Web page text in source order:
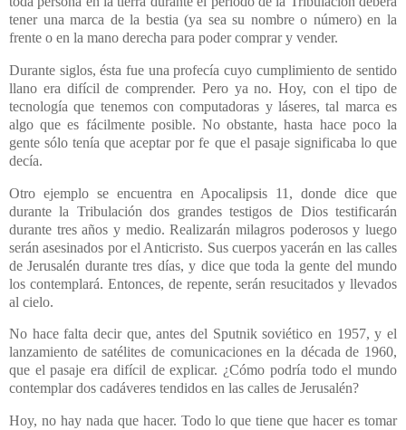
tener una marca de la bestia (ya sea su nombre o número) en la
frente o en la mano derecha para poder comprar y vender.
Durante siglos, ésta fue una profecía cuyo cumplimiento de sentido
llano era difícil de comprender. Pero ya no. Hoy, con el tipo de
tecnología que tenemos con computadoras y láseres, tal marca es
algo que es fácilmente posible. No obstante, hasta hace poco la
gente sólo tenía que aceptar por fe que el pasaje significaba lo que
decía.
Otro ejemplo se encuentra en Apocalipsis 11, donde dice que
durante la Tribulación dos grandes testigos de Dios testificarán
durante tres años y medio. Realizarán milagros poderosos y luego
serán asesinados por el Anticristo. Sus cuerpos yacerán en las calles
de Jerusalén durante tres días, y dice que toda la gente del mundo
los contemplará. Entonces, de repente, serán resucitados y llevados
al cielo.
No hace falta decir que, antes del Sputnik soviético en 1957, y el
lanzamiento de satélites de comunicaciones en la década de 1960,
que el pasaje era difícil de explicar. ¿Cómo podría todo el mundo
contemplar dos cadáveres tendidos en las calles de Jerusalén?
Hoy, no hay nada que hacer. Todo lo que tiene que hacer es tomar